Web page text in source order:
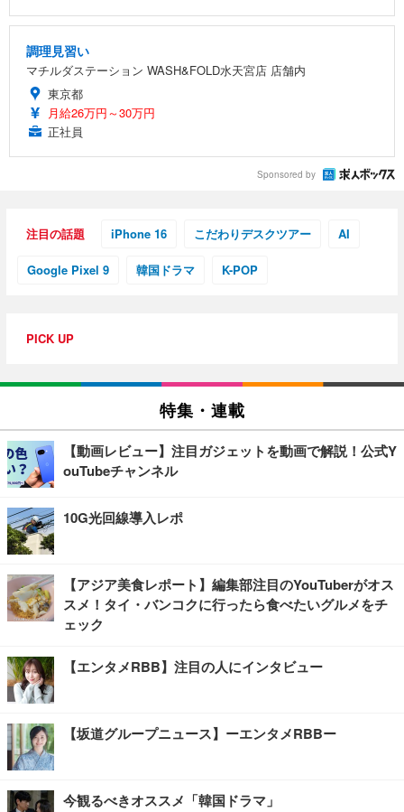
調理見習い
マチルダステーション WASH&FOLD水天宮店 店舗内
東京都
月給26万円～30万円
正社員
Sponsored by
注目の話題 iPhone 16 こだわりデスクツアー AI
Google Pixel 9 韓国ドラマ K-POP
PICK UP
特集・連載
【動画レビュー】注目ガジェットを動画で解説！公式Y
ouTubeチャンネル
10G光回線導入レポ
【アジア美食レポート】編集部注目のYouTuberがオス
スメ！タイ・バンコクに行ったら食べたいグルメをチ
ェック
【エンタメRBB】注目の人にインタビュー
【坂道グループニュース】ーエンタメRBBー
今観るべきオススメ「韓国ドラマ」